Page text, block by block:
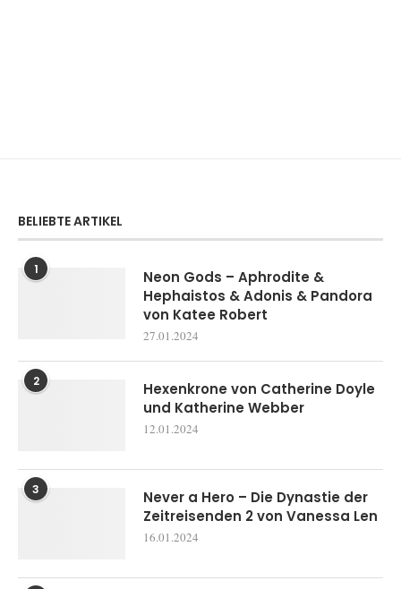
BELIEBTE ARTIKEL
1
Neon Gods – Aphrodite &
Hephaistos & Adonis & Pandora
von Katee Robert
27.01.2024
2
Hexenkrone von Catherine Doyle
und Katherine Webber
12.01.2024
3
Never a Hero – Die Dynastie der
Zeitreisenden 2 von Vanessa Len
16.01.2024